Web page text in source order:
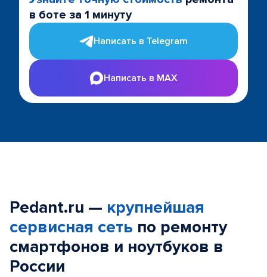
в боте за 1 минуту
Написать в Telegram
Написать в MAX
Pedant.ru — крупнейшая
сервисная сеть по ремонту
смартфонов и ноутбуков в
России